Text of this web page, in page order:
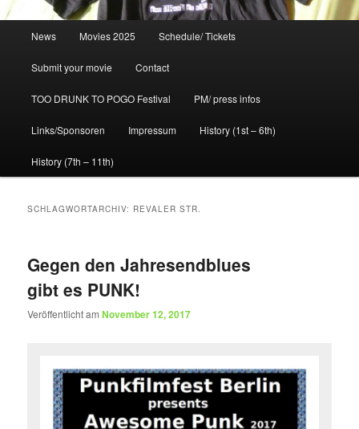
News Movies 2025 Schedule/ Tickets
Submit your movie Contact
TOO DRUNK TO POGO Festival PM/ press infos
Links/Sponsoren Impressum History (1st – 6th)
History (7th – 11th)
SCHLAGWORTARCHIV: REVALER STR.
Gegen den Jahresendblues
gibt es PUNK!
Veröffentlicht amNovember 12, 2017